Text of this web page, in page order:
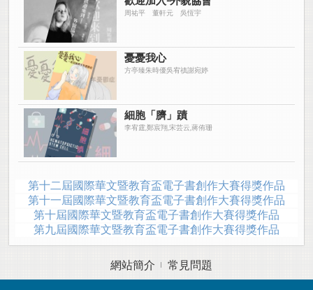
周祐平 董軒元 吳恆宇
憂憂我心
方亭臻朱時優吳宥禛謝宛婷
細胞「臍」蹟
李宥霆,鄭宸翔,宋芸云,蔣侑珊
第十二屆國際華文暨教育盃電子書創作大賽得獎作品
第十一屆國際華文暨教育盃電子書創作大賽得獎作品
第十屆國際華文暨教育盃電子書創作大賽得獎作品
第九屆國際華文暨教育盃電子書創作大賽得獎作品
網站簡介 常見問題